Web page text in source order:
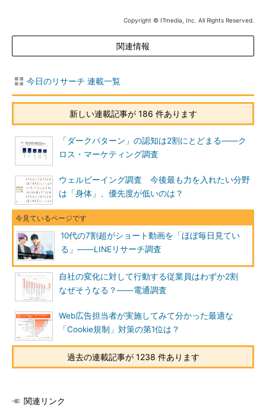
Copyright © ITmedia, Inc. All Rights Reserved.
関連情報
今日のリサーチ 連載一覧
新しい連載記事が 186 件あります
「ダークパターン」の認知は2割にとどまる――ク
ロス・マーケティング調査
ウェルビーイング調査 今後最も力を入れたい分野
は「身体」、優先度が低いのは？
10代の7割超がショート動画を「ほぼ毎日見てい
る」――LINEリサーチ調査
自社の変化に対して行動する従業員はわずか2割
なぜそうなる？――電通調査
Web広告担当者が実施してみて分かった最適な
「Cookie規制」対策の第1位は？
過去の連載記事が 1238 件あります
関連リンク